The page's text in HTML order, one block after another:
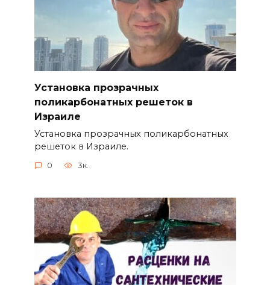
Установка прозрачных
поликарбонатных решеток в
Израиле
Установка прозрачных поликарбонатных
решеток в Израиле.
0 3к.